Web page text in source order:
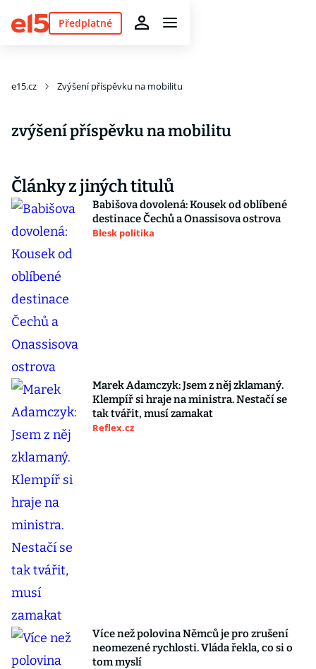
Předplatné
e15.cz Zvýšení příspěvku na mobilitu
zvýšení příspěvku na mobilitu
Články z jiných titulů
Babišova dovolená: Kousek od oblíbené
destinace Čechů a Onassisova ostrova
Blesk politika
Marek Adamczyk: Jsem z něj zklamaný.
Klempíř si hraje na ministra. Nestačí se
tak tvářit, musí zamakat
Reflex.cz
Více než polovina Němců je pro zrušení
neomezené rychlosti. Vláda řekla, co si o
tom myslí